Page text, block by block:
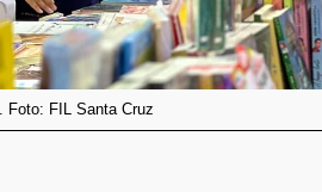
Foto: FIL Santa Cruz